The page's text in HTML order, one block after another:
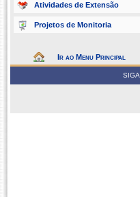
Atividades de Extensão
Projetos de Monitoria
Ir ao Menu Principal